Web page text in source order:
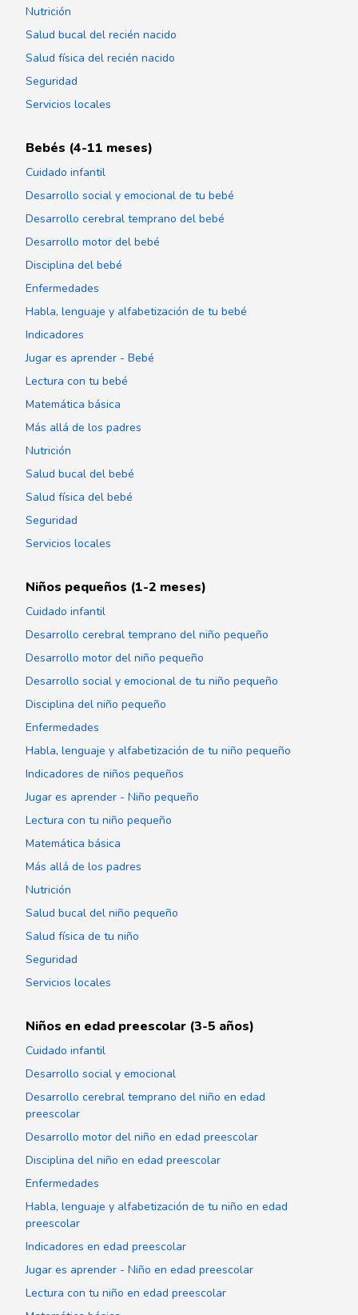
Nutrición
Salud bucal del recién nacido
Salud física del recién nacido
Seguridad
Servicios locales
Bebés (4-11 meses)
Cuidado infantil
Desarrollo social y emocional de tu bebé
Desarrollo cerebral temprano del bebé
Desarrollo motor del bebé
Disciplina del bebé
Enfermedades
Habla, lenguaje y alfabetización de tu bebé
Indicadores
Jugar es aprender - Bebé
Lectura con tu bebé
Matemática básica
Más allá de los padres
Nutrición
Salud bucal del bebé
Salud física del bebé
Seguridad
Servicios locales
Niños pequeños (1-2 meses)
Cuidado infantil
Desarrollo cerebral temprano del niño pequeño
Desarrollo motor del niño pequeño
Desarrollo social y emocional de tu niño pequeño
Disciplina del niño pequeño
Enfermedades
Habla, lenguaje y alfabetización de tu niño pequeño
Indicadores de niños pequeños
Jugar es aprender - Niño pequeño
Lectura con tu niño pequeño
Matemática básica
Más allá de los padres
Nutrición
Salud bucal del niño pequeño
Salud física de tu niño
Seguridad
Servicios locales
Niños en edad preescolar (3-5 años)
Cuidado infantil
Desarrollo social y emocional
Desarrollo cerebral temprano del niño en edad
preescolar
Desarrollo motor del niño en edad preescolar
Disciplina del niño en edad preescolar
Enfermedades
Habla, lenguaje y alfabetización de tu niño en edad
preescolar
Indicadores en edad preescolar
Jugar es aprender - Niño en edad preescolar
Lectura con tu niño en edad preescolar